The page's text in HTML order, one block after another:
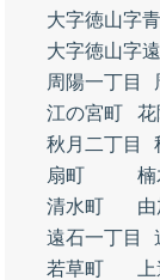
大字徳山字
大字徳山字
周陽一丁目
江の宮町
花
秋月二丁目
扇町
楠
清水町
遠石一丁目
若草町